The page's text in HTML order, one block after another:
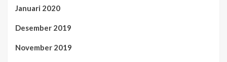
Januari 2020
Desember 2019
November 2019